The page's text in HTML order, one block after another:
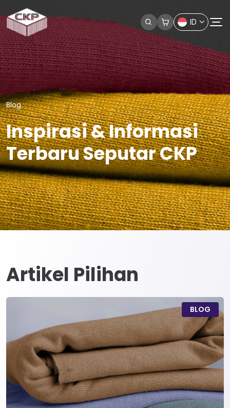
ID
Blog
Inspirasi & Informasi
Terbaru Seputar CKP
Artikel Pilihan
BLOG